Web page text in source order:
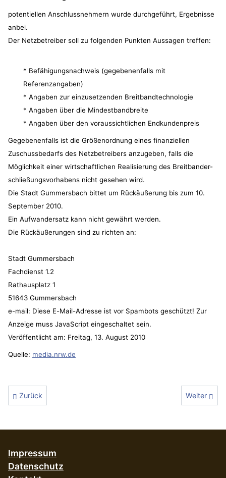
potentiellen Anschlussnehmern wurde durchgeführt, Ergebnisse
anbei.
Der Netzbetreiber soll zu folgenden Punkten Aussagen treffen:
* Befähigungsnachweis (gegebenenfalls mit
Referenzangaben)
* Angaben zur einzusetzenden Breitbandtechnologie
* Angaben über die Mindestbandbreite
* Angaben über den voraussichtlichen Endkundenpreis
Gegebenenfalls ist die Größenordnung eines finanziellen
Zuschussbedarfs des Netzbetreibers anzugeben, falls die
Möglichkeit einer wirtschaftlichen Realisierung des Breitbander-
schließungsvorhabens nicht gesehen wird.
Die Stadt Gummersbach bittet um Rückäußerung bis zum 10.
September 2010.
Ein Aufwandersatz kann nicht gewährt werden.
Die Rückäußerungen sind zu richten an:
Stadt Gummersbach
Fachdienst 1.2
Rathausplatz 1
51643 Gummersbach
e-mail: Diese E-Mail-Adresse ist vor Spambots geschützt! Zur
Anzeige muss JavaScript eingeschaltet sein.
Veröffentlicht am: Freitag, 13. August 2010
Quelle: media.nrw.de
Vorheriger Beitrag: Die Ausschreibung zum Ausbau gestartet
Zurück Nächster
Weiter
Impressum
Datenschutz